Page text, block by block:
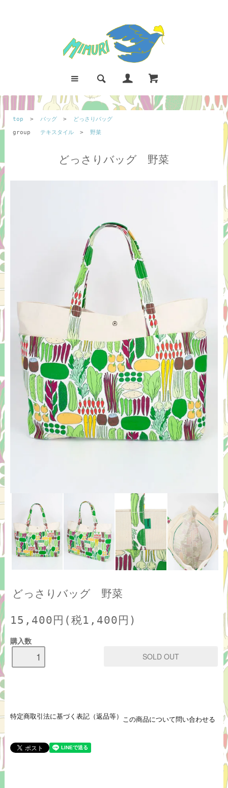
top > バッグ >
どっさりバッグ
group
テキスタイル > 野菜
どっさりバッグ 野菜
どっさりバッグ 野菜
15,400円(税1,400円)
購入数
特定商取引法に基づく表記（返品等） この商品について問い合わせる